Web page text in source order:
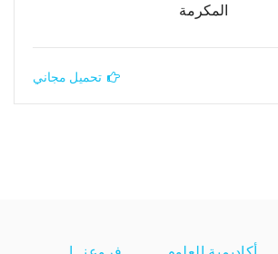
المكرمة
تحميل مجاني